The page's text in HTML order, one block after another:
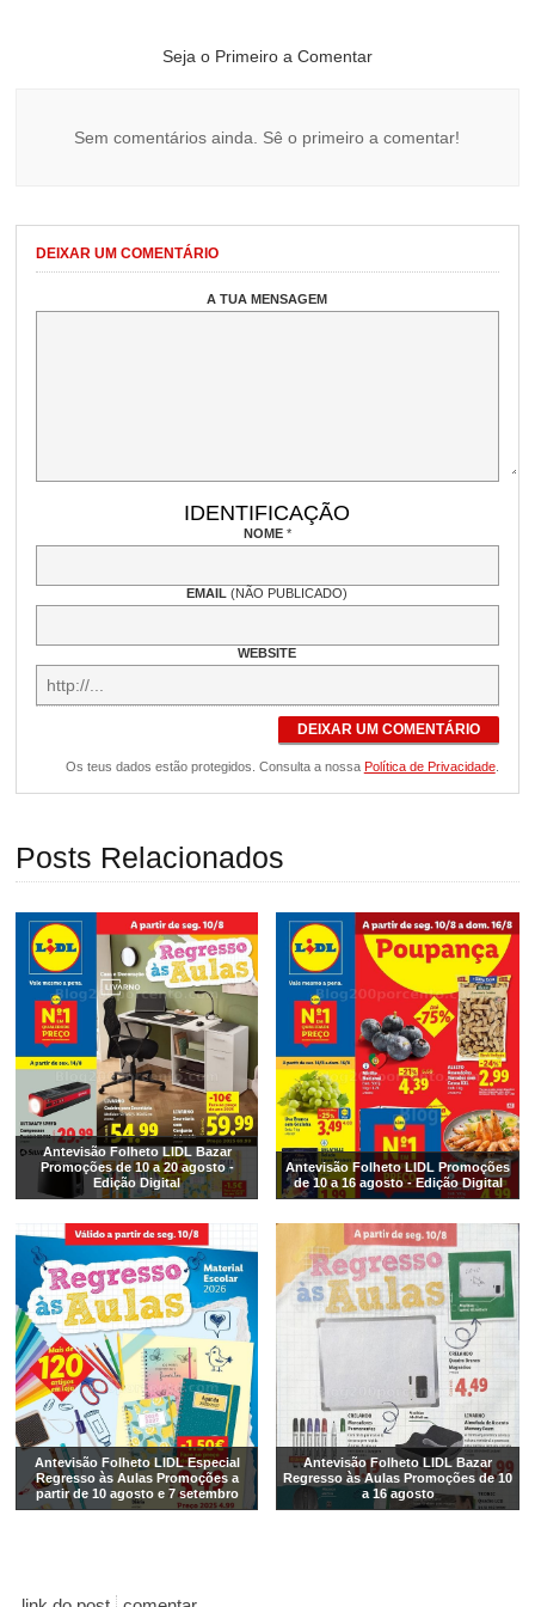
Seja o Primeiro a Comentar
Sem comentários ainda. Sê o primeiro a comentar!
DEIXAR UM COMENTÁRIO
A TUA MENSAGEM
IDENTIFICAÇÃO
NOME *
EMAIL(NÃO PUBLICADO)
WEBSITE
DEIXAR UM COMENTÁRIO
Os teus dados estão protegidos. Consulta a nossa Política de Privacidade.
Posts Relacionados
Antevisão Folheto LIDL Bazar
Promoções de 10 a 20 agosto -
Edição Digital
Antevisão Folheto LIDL Promoções
de 10 a 16 agosto - Edição Digital
Antevisão Folheto LIDL Especial
Regresso às Aulas Promoções a
partir de 10 agosto e 7 setembro
Antevisão Folheto LIDL Bazar
Regresso às Aulas Promoções de 10
a 16 agosto